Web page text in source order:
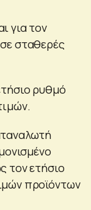
για τον
σταθερές
ρυθμό
τον ετήσιο
προϊόντων